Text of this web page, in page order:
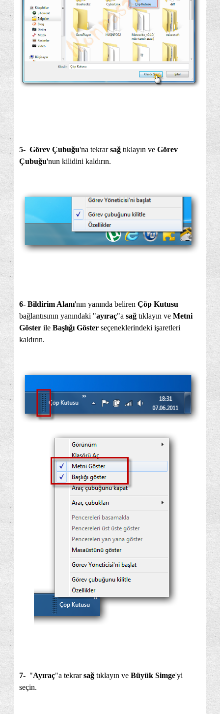
5- Görev Çubuğu'na tekrarsağ tıklayın ve Görev
Çubuğu'nun kilidini kaldırın.
6- Bildirim Alanı'nın yanında beliren Çöp Kutusu
bağlantısının yanındaki "ayıraç"a sağ tıklayın ve Metni
Göster ile Başlığı Göster seçeneklerindeki işaretleri
kaldırın.
7- "Ayıraç"a tekrarsağ tıklayın ve Büyük Simge'yi
seçin.